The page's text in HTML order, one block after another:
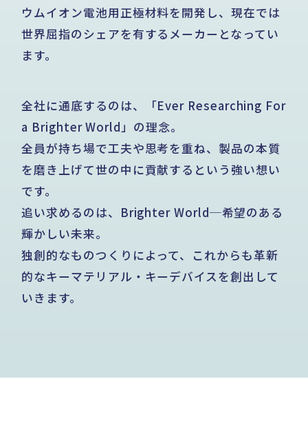
ウムイオン電池用正極材料を開発し、 現在では
世界屈指のシェアを有するメーカーとなってい
ます。
全社に通底するのは、「Ever Researching For
a Brighter World」の理念。
全員が持ち場で工夫や思考を重ね、 製品の本質
を磨き上げて世の中に貢献するという強い想い
です。
追い求めるのは、Brighter World─希望のある
輝かしい未来。
独創的なものつくりによって、
これからも革新
的なキーマテリアル・キーデバイスを創出して
いきます。